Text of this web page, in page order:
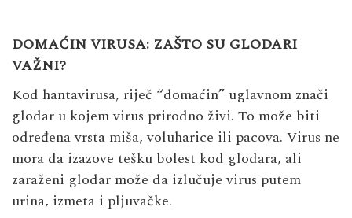
DOMAĆIN VIRUSA: ZAŠTO SU GLODARI
VAŽNI?
Kod hantavirusa, riječ “domaćin” uglavnom znači
glodar u kojem virus prirodno živi. To može biti
određena vrsta miša, voluharice ili pacova. Virus ne
mora da izazove tešku bolest kod glodara, ali
zaraženi glodar može da izlučuje virus putem
urina, izmeta i pljuvačke.